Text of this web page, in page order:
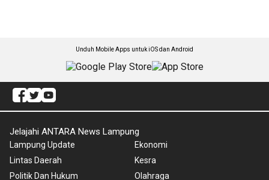
Unduh Mobile Apps untuk iOS dan Android
Jelajahi ANTARA News Lampung
Lampung Update
Lintas Daerah
Politik Dan Hukum
Ekonomi
Kesra
Olahraga